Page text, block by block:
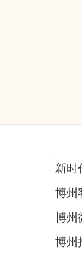
新时
博州
博州
博州